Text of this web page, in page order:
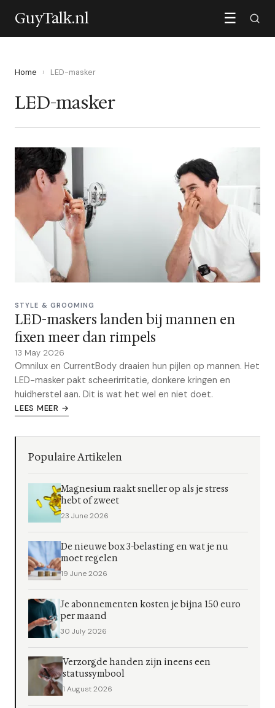
GuyTalk.nl ☰
Home › LED-masker
LED-masker
STYLE & GROOMING
LED-maskers landen bij mannen en
fixen meer dan rimpels
13 May 2026
Omnilux en CurrentBody draaien hun pijlen op mannen. Het
LED-masker pakt scheerirritatie, donkere kringen en
huidherstel aan. Dit is wat het wel en niet doet.
LEES MEER →
Populaire Artikelen
Magnesium raakt sneller op als je stress
hebt of zweet
23 June 2026
De nieuwe box 3-belasting en wat je nu
moet regelen
19 June 2026
Je abonnementen kosten je bijna 150 euro
per maand
30 July 2026
Verzorgde handen zijn ineens een
statussymbool
1 August 2026